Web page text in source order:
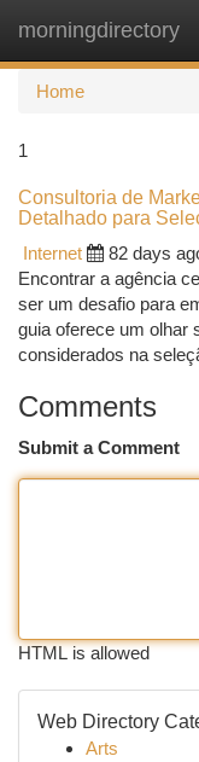
morningdirectory
Home
1
Consultoria de
Detalhado para
Internet
82 days
Encontrar a agência
ser um desafio para
guia oferece um olhar
considerados na
Comments
Submit a Comment
HTML is allowed
Web Directory
Arts